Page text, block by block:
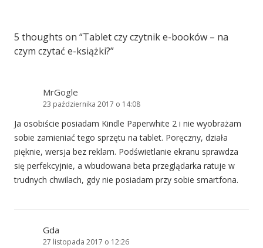
5 thoughts on “Tablet czy czytnik e-booków – na
czym czytać e-książki?”
MrGogle
23 października 2017 o 14:08
Ja osobiście posiadam Kindle Paperwhite 2 i nie wyobrażam
sobie zamieniać tego sprzętu na tablet. Poręczny, działa
pięknie, wersja bez reklam. Podświetlanie ekranu sprawdza
się perfekcyjnie, a wbudowana beta przeglądarka ratuje w
trudnych chwilach, gdy nie posiadam przy sobie smartfona.
Gda
27 listopada 2017 o 12:26